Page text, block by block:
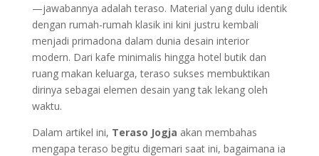
—jawabannya adalah teraso. Material yang dulu identik
dengan rumah-rumah klasik ini kini justru kembali
menjadi primadona dalam dunia desain interior
modern. Dari kafe minimalis hingga hotel butik dan
ruang makan keluarga, teraso sukses membuktikan
dirinya sebagai elemen desain yang tak lekang oleh
waktu.
Dalam artikel ini, Teraso Jogja akan membahas
mengapa teraso begitu digemari saat ini, bagaimana ia